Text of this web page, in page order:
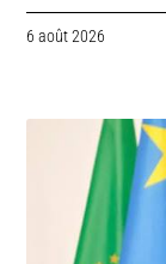
6 août 2026